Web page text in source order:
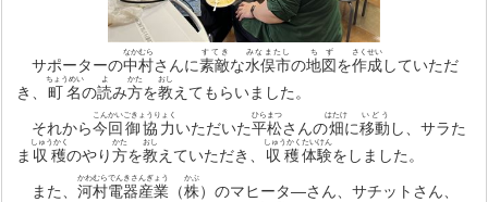
サポーターの中村
なかむら
さんに素敵
すてき
な水俣市
みなまたし
の地図
ちず
を作成
さくせい
していただ
き、 町名
ちょうめい
の読
よ
み方
かた
を教
おし
えてもらいました。
それから今回
こんかい
御協力
ごきょうりょく
いただいた平松
ひらまつ
さんの畑
はたけ
に移動
いどう
し、サラた
ま 収穫
しゅうかく
のやり方
かた
を教
おし
えていただき、 収穫
しゅうかく
体験
たいけん
をしました。
また、河村電器産業
かわむらでんきさんぎょう
（株
かぶ
）のマヒータ―さん、サチットさん、